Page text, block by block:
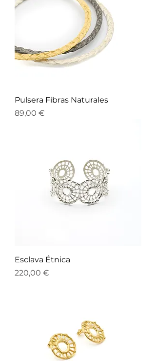
Pulsera Fibras Naturales
Precio
89,00 €
Esclava Étnica
Precio
220,00 €